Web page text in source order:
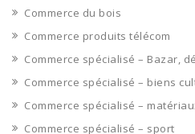
Commerce du bois
Commerce produits télécom
Commerce spécialisé – Bazar,
Commerce spécialisé – biens
Commerce spécialisé –
Commerce spécialisé – sport